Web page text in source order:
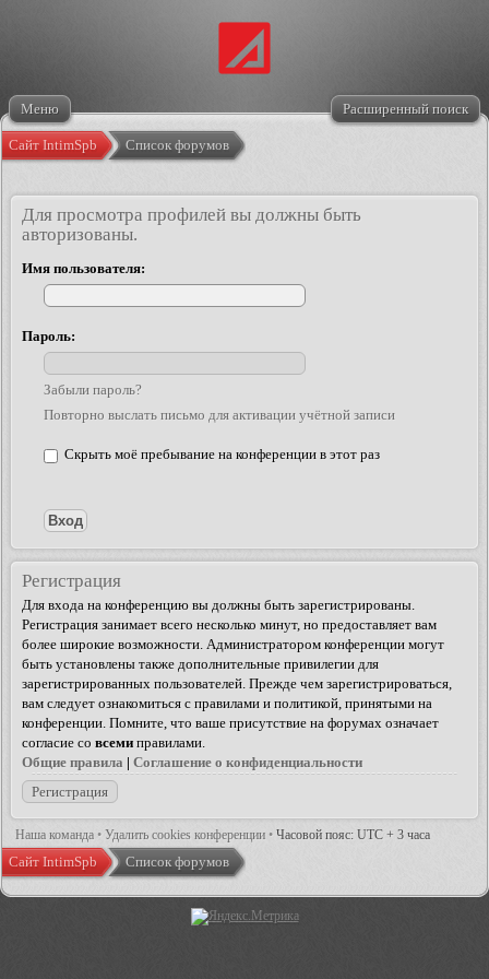
Меню Расширенный поиск
Сайт IntimSpb Список форумов
Для просмотра профилей вы должны быть
авторизованы.
Имя пользователя:
Пароль:
Забыли пароль?
Повторно выслать письмо для активации учётной записи
Скрыть моё пребывание на конференции в этот раз
Регистрация
Для входа на конференцию вы должны быть зарегистрированы.
Регистрация занимает всего несколько минут, но предоставляет вам
более широкие возможности. Администратором конференции могут
быть установлены также дополнительные привилегии для
зарегистрированных пользователей. Прежде чем зарегистрироваться,
вам следует ознакомиться с правилами и политикой, принятыми на
конференции. Помните, что ваше присутствие на форумах означает
согласие со всеми правилами.
Общие правила | Соглашение о конфиденциальности
Регистрация
Наша команда • Удалить cookies конференции • Часовой пояс: UTC + 3 часа
Сайт IntimSpb Список форумов